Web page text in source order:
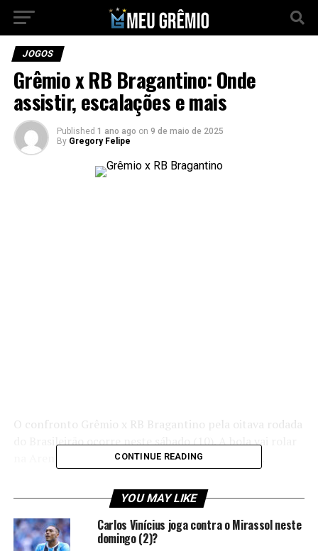
JOGOS
Grêmio x RB Bragantino: Onde
assistir, escalações e mais
Published 1 ano ago on 9 de maio de 2025
By Gregory Felipe
O confronto Grêmio x RB Bragantino pela oitava rodada
do Brasileirão ocorre neste sábado (10). A bola vai rolar
na Arena a partir das 18h30 (horário de Brasília).
Prováveis escalações das
equipes
CONTINUE READING
YOU MAY LIKE
Carlos Vinícius joga contra o Mirassol neste
domingo (2)?